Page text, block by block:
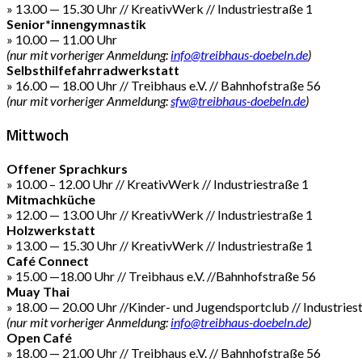
» 13.00 — 15.30 Uhr // KreativWerk // Industriestraße 1
Senior*innengymnastik
» 10.00 — 11.00 Uhr
(nur mit vorheriger Anmeldung: info@treibhaus-doebeln.de)
Selbsthilfefahrradwerkstatt
» 16.00 — 18.00 Uhr // Treibhaus e.V. // Bahnhofstraße 56
(nur mit vorheriger Anmeldung: sfw@treibhaus-doebeln.de)
Mittwoch
Offener Sprachkurs
» 10.00 – 12.00 Uhr // KreativWerk // Industriestraße 1
Mitmachküche
» 12.00 — 13.00 Uhr // KreativWerk // Industriestraße 1
Holzwerkstatt
» 13.00 — 15.30 Uhr // KreativWerk // Industriestraße 1
Café Connect
» 15.00 —18.00 Uhr // Treibhaus e.V. //Bahnhofstraße 56
Muay Thai
» 18.00 — 20.00 Uhr //Kinder- und Jugendsportclub //
(nur mit vorheriger Anmeldung: info@treibhaus-doebeln.de)
Open Café
» 18.00 — 21.00 Uhr // Treibhaus e.V. // Bahnhofstraße 56